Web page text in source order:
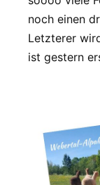
noch einen
Letzterer
ist gestern